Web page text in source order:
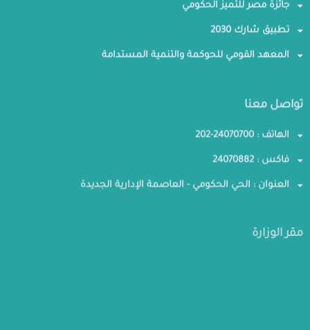
جائزة مصر للتميز الحكومي
تطبيق شارك 2030
المعهد القومي للحوكمة والتنمية المستدامة
تواصل معنا
الهاتف : 24070700-202
فاكس : 24070882
العنوان : الحي الحكومي - العاصمة الإدارية الجديدة
مقر الوزارة